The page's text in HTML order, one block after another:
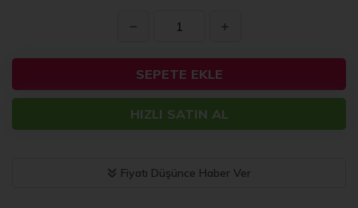
SEPETE EKLE
HIZLI SATIN AL
Fiyatı Düşünce Haber Ver